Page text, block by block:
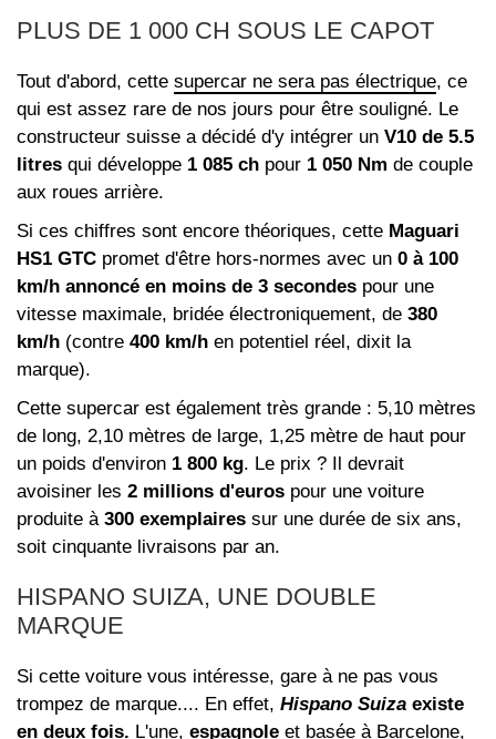
PLUS DE 1 000 CH SOUS LE CAPOT
Tout d'abord, cette supercar ne sera pas électrique, ce
qui est assez rare de nos jours pour être souligné. Le
constructeur suisse a décidé d'y intégrer un V10 de 5.5
litres qui développe 1 085 ch pour 1 050 Nm de couple
aux roues arrière.
Si ces chiffres sont encore théoriques, cette Maguari
HS1 GTC promet d'être hors-normes avec un 0 à 100
km/h annoncé en moins de 3 secondes pour une
vitesse maximale, bridée électroniquement, de 380
km/h (contre 400 km/h en potentiel réel, dixit la
marque).
Cette supercar est également très grande : 5,10 mètres
de long, 2,10 mètres de large, 1,25 mètre de haut pour
un poids d'environ 1 800 kg. Le prix ? Il devrait
avoisiner les 2 millions d'euros pour une voiture
produite à 300 exemplaires sur une durée de six ans,
soit cinquante livraisons par an.
HISPANO SUIZA, UNE DOUBLE
MARQUE
Si cette voiture vous intéresse, gare à ne pas vous
trompez de marque.... En effet, Hispano Suiza existe
en deux fois. L'une, espagnole et basée à Barcelone,